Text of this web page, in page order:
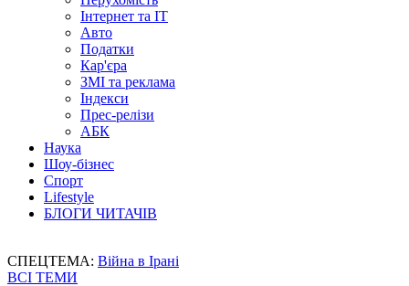
Інтернет та IT
Авто
Податки
Кар'єра
ЗМІ та реклама
Індекси
Прес-релізи
АБК
Наука
Шоу-бізнес
Спорт
Lifestyle
БЛОГИ ЧИТАЧІВ
СПЕЦТЕМА: Війна в Ірані
ВСІ ТЕМИ